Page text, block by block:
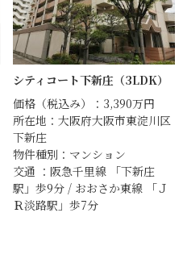
シティコート下新庄（3LDK）
価格（税込み）：3,390万円
所在地：大阪府大阪市東淀川区
下新庄
物件種別：マンション
交通 ：阪急千里線 「下新庄
駅」歩9分 / おおさか東線 「Ｊ
Ｒ淡路駅」歩7分